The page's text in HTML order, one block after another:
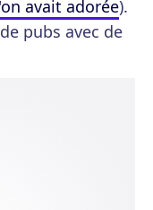
avait adorée).
pubs avec de